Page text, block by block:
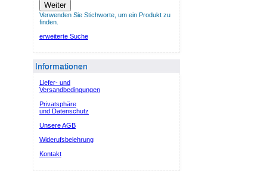
Weiter
Verwenden Sie Stichworte, um ein Produkt zu
finden.
erweiterte Suche
Informationen
Liefer- und
Versandbedingungen
Privatsphäre
und Datenschutz
Unsere AGB
Widerufsbelehrung
Kontakt